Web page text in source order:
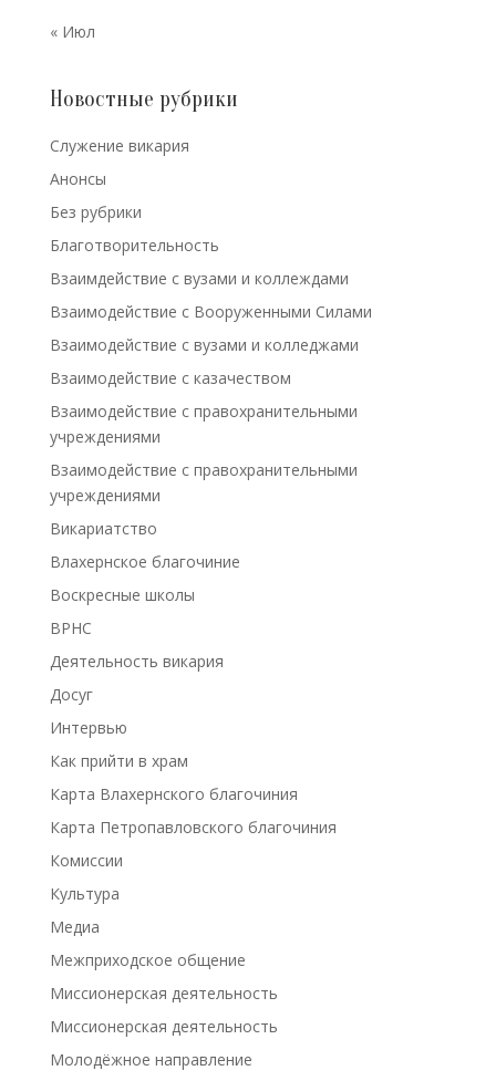
« Июл
Новостные рубрики
Cлужение викария
Анонсы
Без рубрики
Благотворительность
Взаимдействие с вузами и коллеждами
Взаимодействие с Вооруженными Силами
Взаимодействие с вузами и колледжами
Взаимодействие с казачеством
Взаимодействие с правохранительными
учреждениями
Взаимодействие с правохранительными
учреждениями
Викариатство
Влахернское благочиние
Воскресные школы
ВРНС
Деятельность викария
Досуг
Интервью
Как прийти в храм
Карта Влахернского благочиния
Карта Петропавловского благочиния
Комиссии
Культура
Медиа
Межприходское общение
Миссионерская деятельность
Миссионерская деятельность
Молодёжное направление